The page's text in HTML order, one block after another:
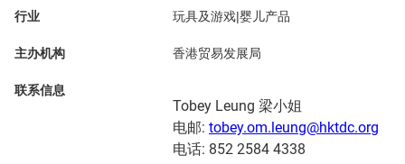
行业 玩具及游戏|婴儿产品
主办机构 香港贸易发展局
联系信息
Tobey Leung 梁小姐
电邮: tobey.om.leung@hktdc.org
电话: 852 2584 4338